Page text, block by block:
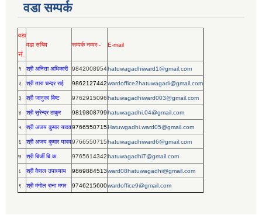
वडा सम्पर्क
वडा
नं.
वडा सचिव सम्पर्क नम्वरः- E-mail
१ श्री अनिता अधिकारी 9842008954hatuwagadhiward1@gmail.com
२ श्री तारा चन्द्र राई 9862127442wardoffice2hatuwagadi@gmail.com
३ श्री जानुका बिष्ट 9762915096hatuwagadhiward003@gmail.com
४ श्री सुरेन्द्र ठाकुर 9819808799hatuwagadhi.04@gmail.com
५ श्री अजय कुमार यादव9766550715Hatuwgadhi.ward05@gmail.com
६ श्री अजय कुमार यादव9766550715hatuwagadhiward6@gmail.com
७ श्री बिर्जी बि.क. 9765614342hatuwagadhi7@gmail.com
८ श्री केवल उपाध्याय 9869884513ward08hatuwagadhi@gmail.com
९ श्री मंगोल राना मगर 9746215600wardoffice9@gmail.com